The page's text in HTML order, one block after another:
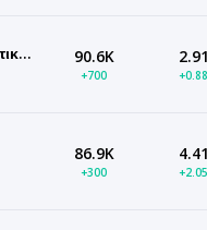
Φρυκτωρίες Τηλεοπτικός και Διαδικτυακός Σταθμός
90.6K
+700
86.9K
+300